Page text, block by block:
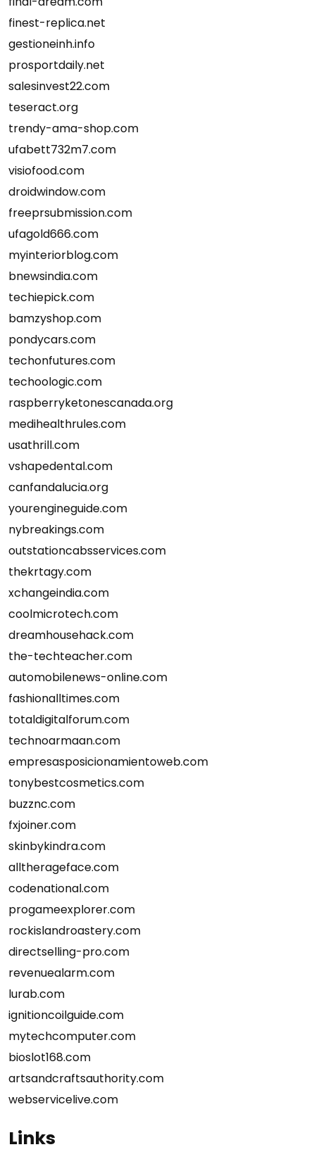
finest-replica.net
gestioneinh.info
prosportdaily.net
salesinvest22.com
teseract.org
trendy-ama-shop.com
ufabett732m7.com
visiofood.com
droidwindow.com
freeprsubmission.com
ufagold666.com
myinteriorblog.com
bnewsindia.com
techiepick.com
bamzyshop.com
pondycars.com
techonfutures.com
techoologic.com
raspberryketonescanada.org
medihealthrules.com
usathrill.com
vshapedental.com
canfandalucia.org
yourengineguide.com
nybreakings.com
outstationcabsservices.com
thekrtagy.com
xchangeindia.com
coolmicrotech.com
dreamhousehack.com
the-techteacher.com
automobilenews-online.com
fashionalltimes.com
totaldigitalforum.com
technoarmaan.com
empresasposicionamientoweb.com
tonybestcosmetics.com
buzznc.com
fxjoiner.com
skinbykindra.com
alltherageface.com
codenational.com
progameexplorer.com
rockislandroastery.com
directselling-pro.com
revenuealarm.com
lurab.com
ignitioncoilguide.com
mytechcomputer.com
bioslot168.com
artsandcraftsauthority.com
webservicelive.com
Links